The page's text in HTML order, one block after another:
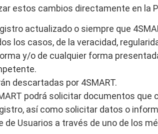
estos cambios directamente en la
actualizado o siempre que
los casos, de la veracidad,
y/o de cualquier forma
descartadas por 4SMART.
podrá solicitar documentos
así como solicitar datos o
Usuarios a través de uno de los